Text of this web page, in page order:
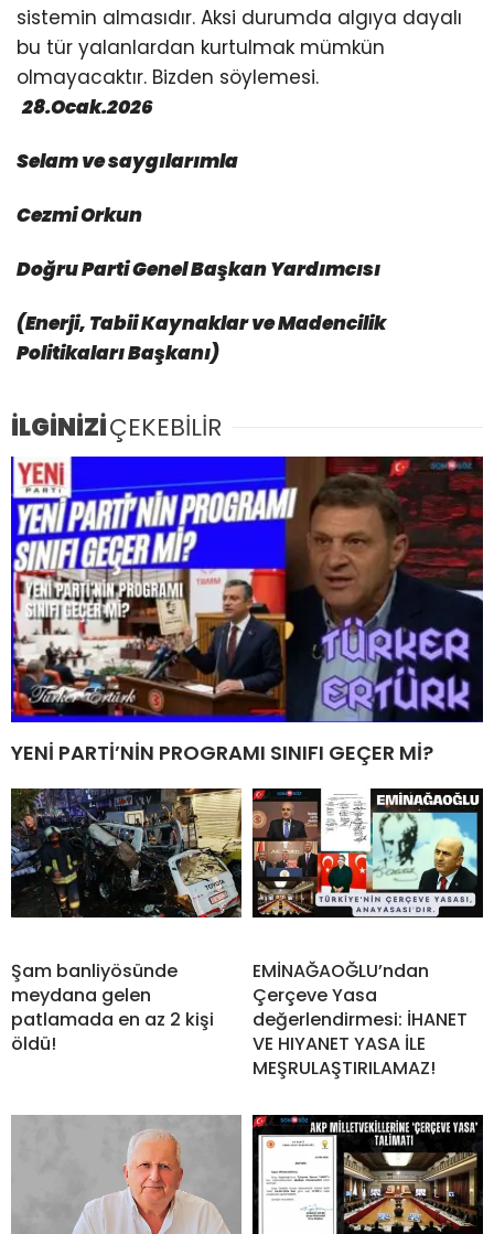
sistemin almasıdır. Aksi durumda algıya dayalı
bu tür yalanlardan kurtulmak mümkün
olmayacaktır. Bizden söylemesi.
28.Ocak.2026
Selam ve saygılarımla
Cezmi Orkun
Doğru Parti Genel Başkan Yardımcısı
(Enerji, Tabii Kaynaklar ve Madencilik
Politikaları Başkanı)
İLGİNİZİÇEKEBİLİR
YENİ PARTİ’NİN PROGRAMI SINIFI GEÇER Mİ?
Şam banliyösünde
meydana gelen
patlamada en az 2 kişi
öldü!
EMİNAĞAOĞLU’ndan
Çerçeve Yasa
değerlendirmesi: İHANET
VE HIYANET YASA İLE
MEŞRULAŞTIRILAMAZ!